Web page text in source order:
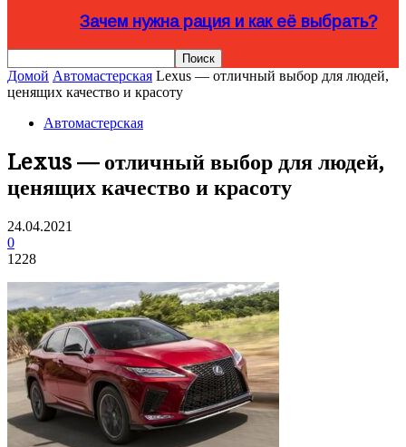
Зачем нужна рация и как её выбрать?
Домой Автомастерская Lexus — отличный выбор для людей,
ценящих качество и красоту
Автомастерская
Lexus — отличный выбор для людей,
ценящих качество и красоту
24.04.2021
0
1228